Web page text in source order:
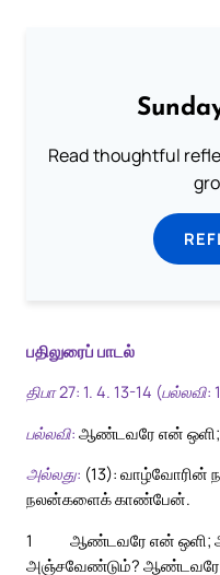
Read thoughtful
பதிலுரைப் பாடல்
திபா 27: 1. 4. 13-14 (பல்லவி:
பல்லவி: ஆண்டவரே என் ஒளி;
அல்லது: (13): வாழ்வோரின்
நலன்களைக் காண்பேன்.
1
ஆண்டவரே என் ஒளி;
அஞ்சவேண்டும்? ஆண்டவரே